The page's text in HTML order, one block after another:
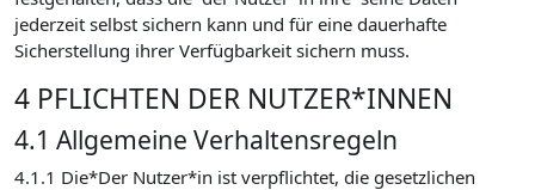
jederzeit selbst sichern kann und für eine dauerhafte
Sicherstellung ihrer Verfügbarkeit sichern muss.
4 PFLICHTEN DER NUTZER*INNEN
4.1 Allgemeine Verhaltensregeln
4.1.1 Die*Der Nutzer*in ist verpflichtet, die gesetzlichen